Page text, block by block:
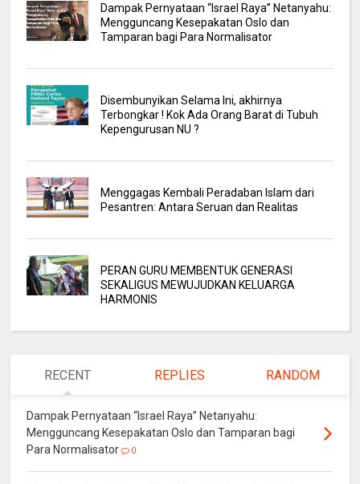
Dampak Pernyataan “Israel Raya” Netanyahu:
Mengguncang Kesepakatan Oslo dan
Tamparan bagi Para Normalisator
Disembunyikan Selama Ini, akhirnya
Terbongkar ! Kok Ada Orang Barat di Tubuh
Kepengurusan NU ?
Menggagas Kembali Peradaban Islam dari
Pesantren: Antara Seruan dan Realitas
PERAN GURU MEMBENTUK GENERASI
SEKALIGUS MEWUJUDKAN KELUARGA
HARMONIS
RECENT REPLIES RANDOM
Dampak Pernyataan “Israel Raya” Netanyahu:
Mengguncang Kesepakatan Oslo dan Tamparan bagi
Para Normalisator
0